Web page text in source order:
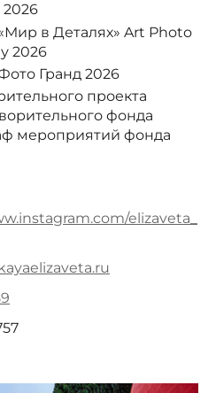
в Деталях» Art Photo
2026
Гранд 2026
проекта
фонда
мероприятий фонда
elizaveta_